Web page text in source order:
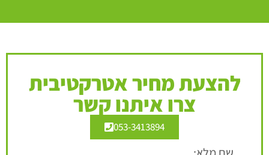
להצעת מחיר אטרקטיבית
צרו איתנו קשר
053-3413894